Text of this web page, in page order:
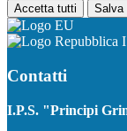
Accetta tutti Salva
Contatti
I.P.S. "Principi